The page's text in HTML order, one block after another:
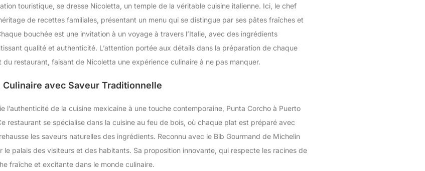
touristique, se dresse Nicoletta, un temple de la véritable cuisine italienne. Ici, le chef
de recettes familiales, présentant un menu qui se distingue par ses pâtes fraîches et
bouchée est une invitation à un voyage à travers l’Italie, avec des ingrédients
qualité et authenticité. L’attention portée aux détails dans la préparation de chaque
restaurant, faisant de Nicoletta une expérience culinaire à ne pas manquer.
avec Saveur Traditionnelle
l’authenticité de la cuisine mexicaine à une touche contemporaine, Punta Corcho à Puerto
restaurant se spécialise dans la cuisine au feu de bois, où chaque plat est préparé avec
les saveurs naturelles des ingrédients. Reconnu avec le Bib Gourmand de Michelin
le palais des visiteurs et des habitants. Sa proposition innovante, qui respecte les racines de
fraîche et excitante dans le monde culinaire.